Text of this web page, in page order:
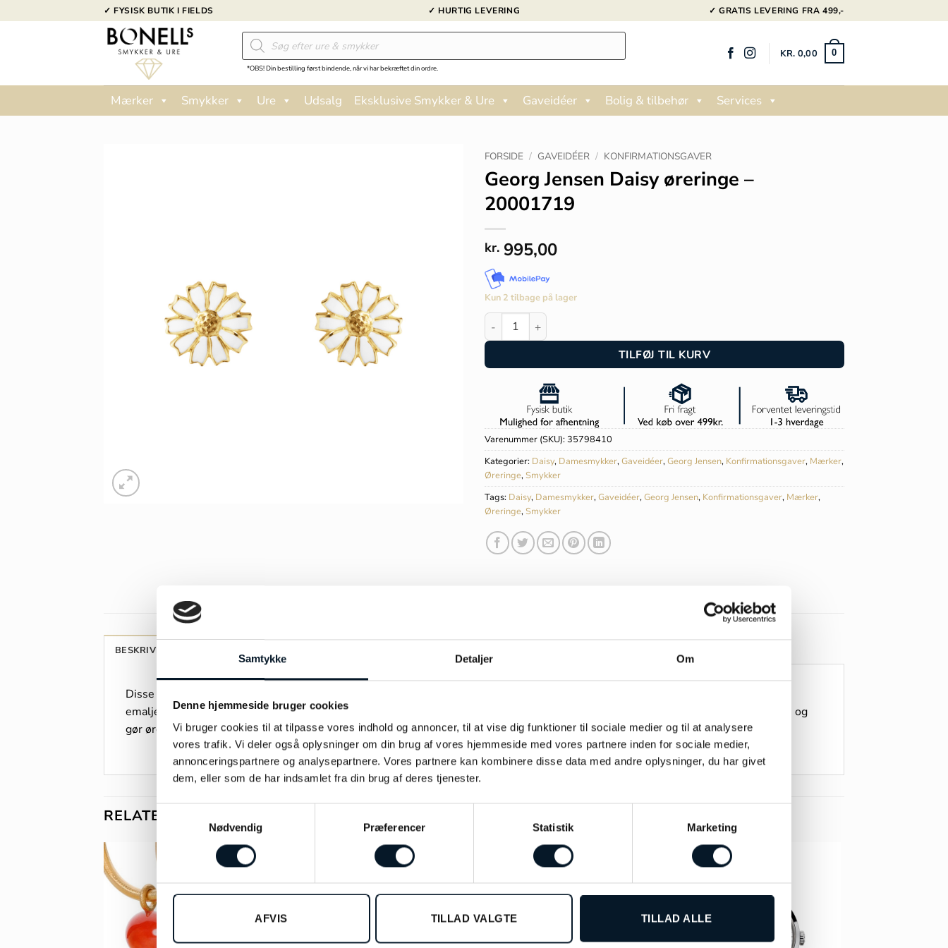
Samtykke Detaljer Om
Denne hjemmeside bruger cookies
Vi bruger cookies til at tilpasse vores indhold og annoncer, til at vise dig funktioner til sociale medier og til at analysere
vores trafik. Vi deler også oplysninger om din brug af vores hjemmeside med vores partnere inden for sociale medier,
annonceringspartnere og analysepartnere. Vores partnere kan kombinere disse data med andre oplysninger, du har givet
dem, eller som de har indsamlet fra din brug af deres tjenester.
Samtykkevalg
Nødvendig
Præferencer Statistik Marketing
AFVIS TILLAD VALGTE TILLAD ALLE
til
✓ FYSISK BUTIK I FIELDS ✓ HURTIG LEVERING ✓ GRATIS LEVERING FRA 499,-
Products
search
*OBS! Din bestilling først bindende, når vi har bekræftet din ordre.
KR. 0,00 0
Mærker Smykker Ure Udsalg Eksklusive Smykker & Ure Gaveidéer Bolig & tilbehør Services
FORSIDE / GAVEIDÉER / KONFIRMATIONSGAVER
Georg Jensen Daisy øreringe –
20001719
kr. 995,00
Kun 2 tilbage på lager
Georg Jensen Daisy øreringe - 20001719 antal
TILFØJ TIL KURV
Varenummer (SKU):35798410
Kategorier: Daisy, Damesmykker,Gaveidéer,Georg Jensen, Konfirmationsgaver, Mærker,
Øreringe, Smykker
Tags: Daisy, Damesmykker,Gaveidéer,Georg Jensen, Konfirmationsgaver, Mærker,
Øreringe, Smykker
BESKRIVELSE
Disse elegante ørestikker er lavet i sølv som er forgyldt med 18 karat guld og prydet med delikate margueritter, håndmalet i hvid
emalje. De tilfører et frisk pust af blomsterpragt og løfter ethvert outfit med det samme. Det yndefulde design emmer af livsglæde og
gør ørestikkerne til både en meningsfuld gave og en skøn berigelse af din smykkesamling.
RELATEREDE VARER